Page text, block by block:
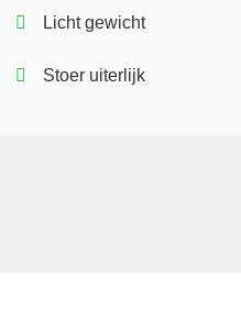
Licht gewicht
Stoer uiterlijk